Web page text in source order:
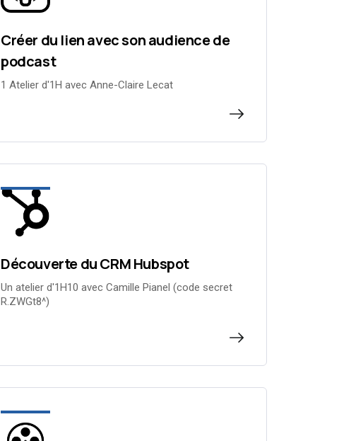
Créer du lien avec son audience de
podcast
1 Atelier d'1H avec Anne-Claire Lecat
Découverte du CRM Hubspot
Un atelier d'1H10 avec Camille Pianel (code secret
R.ZWGt8^)